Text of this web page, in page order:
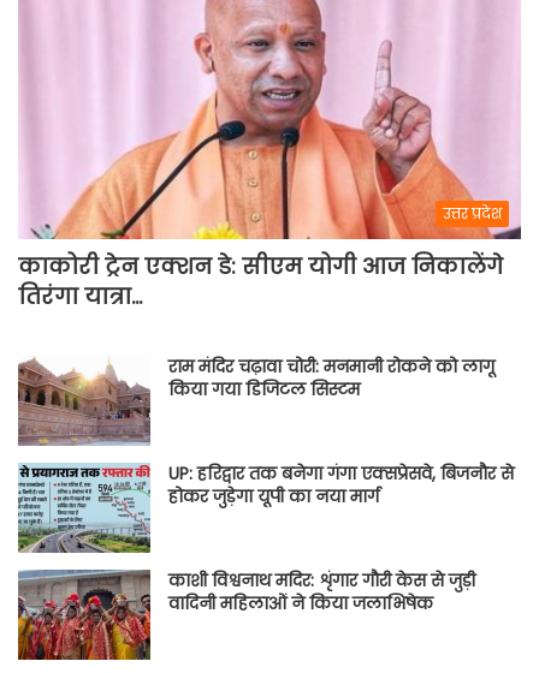
उत्तर प्रदेश
काकोरी ट्रेन एक्शन डे: सीएम योगी आज निकालेंगे
तिरंगा यात्रा…
राम मंदिर चढ़ावा चोरी: मनमानी रोकने को लागू
किया गया डिजिटल सिस्टम
UP: हरिद्वार तक बनेगा गंगा एक्सप्रेसवे, बिजनौर से
होकर जुड़ेगा यूपी का नया मार्ग
काशी विश्वनाथ मदिर: शृंगार गौरी केस से जुड़ी
वादिनी महिलाओं ने किया जलाभिषेक